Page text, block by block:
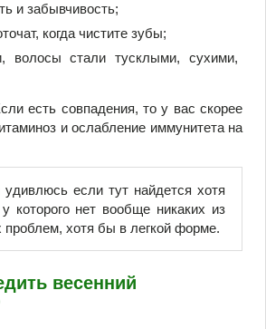
и забывчивость;
когда чистите зубы;
волосы стали тусклыми, сухими,
есть совпадения, то у вас скорее
и ослабление иммунитета на
если тут найдется хотя
которого нет вообще никаких из
проблем, хотя бы в легкой форме.
весенний